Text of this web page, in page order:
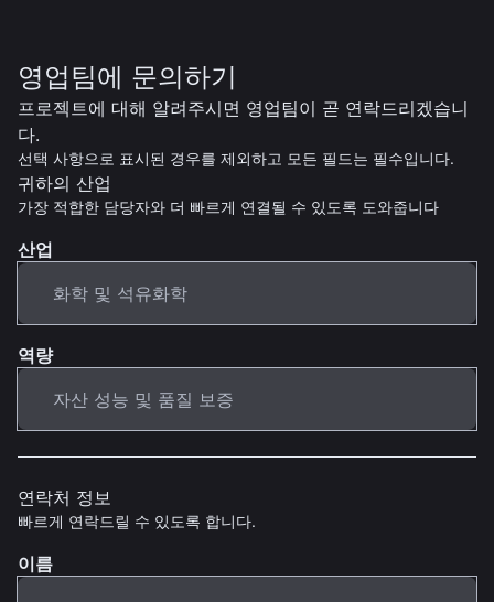
영업팀에 문의하기
프로젝트에 대해 알려주시면 영업팀이 곧 연락드리겠습니
다.
선택 사항으로 표시된 경우를 제외하고 모든 필드는 필수입니다.
귀하의 산업
가장 적합한 담당자와 더 빠르게 연결될 수 있도록 도와줍니다
산업
역량
연락처 정보
빠르게 연락드릴 수 있도록 합니다.
이름